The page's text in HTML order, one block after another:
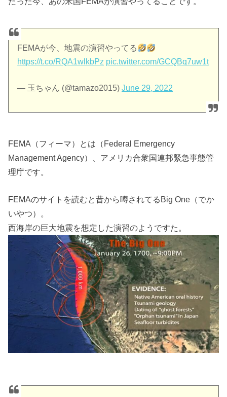
FEMAが今、地震の演習やってる
https://t.co/RQA1wlkbPz pic.twitter.com/GCQBq7uw1t
— 玉ちゃん (@tamazo2015)June 29, 2022
FEMA（フィーマ）とは（Federal Emergency
Management Agency）、アメリカ合衆国連邦緊急事態管
理庁です。
FEMAのサイトを読むと昔から噂されてるBig One（でか
いやつ）。
西海岸の巨大地震を想定した演習のようですた。